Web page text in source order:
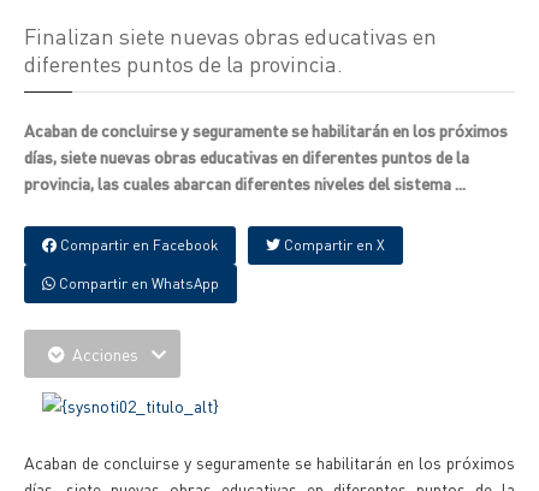
Finalizan siete nuevas obras educativas en
diferentes puntos de la provincia.
Acaban de concluirse y seguramente se habilitarán en los próximos
días, siete nuevas obras educativas en diferentes puntos de la
provincia, las cuales abarcan diferentes niveles del sistema ...
Compartir en Facebook Compartir en X
Compartir en WhatsApp
Acciones
Acaban de concluirse y seguramente se habilitarán en los próximos